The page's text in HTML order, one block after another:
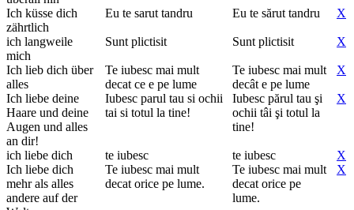
Ich küsse dich
zährtlich
Eu te sarut tandru Eu te sărut tandru X
ich langweile
mich
Sunt plictisit Sunt plictisit X
Ich lieb dich über
alles
Te iubesc mai mult
decat ce e pe lume
Te iubesc mai mult
decât e pe lume
X
Ich liebe deine
Haare und deine
Augen und alles
an dir!
Iubesc parul tau si ochii
tai si totul la tine!
Iubesc părul tau şi
ochii tâi şi totul la
tine!
X
ich liebe dich te iubesc te iubesc
X
Ich liebe dich
mehr als alles
andere auf der
Te iubesc mai mult
decat orice pe lume.
Te iubesc mai mult
decat orice pe
lume.
X